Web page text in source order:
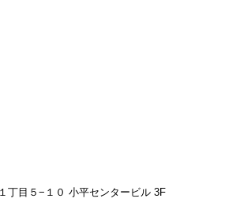
丁目５−１０ 小平センタービル 3F